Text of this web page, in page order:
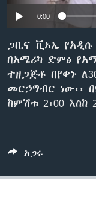
ቋንቋዎች
0:00
ጋቢና ቪኦኤ
በአሜሪካ ድምፅ
ተዘጋጅቶ በየቀኑ
መርኃግብር ነው፡፡
ከምሽቱ 2፡00 እስከ
አጋሩ